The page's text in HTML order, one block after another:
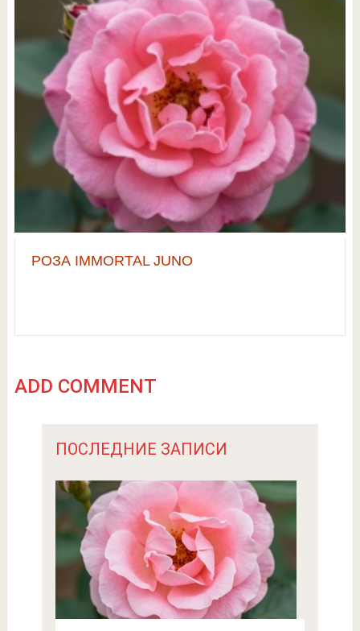
РОЗА IMMORTAL JUNO
ADD COMMENT
ПОСЛЕДНИЕ ЗАПИСИ